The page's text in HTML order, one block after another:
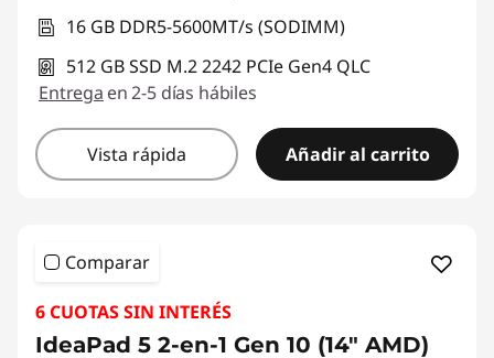
16 GB DDR5-5600MT/s (SODIMM)
512 GB SSD M.2 2242 PCIe Gen4 QLC
Entrega en 2-5 días hábiles
Vista rápida Añadir al carrito
Comparar
6 CUOTAS SIN INTERÉS
IdeaPad 5 2-en-1 Gen 10 (14" AMD)